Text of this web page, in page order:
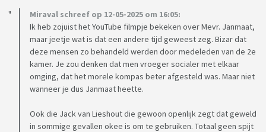
Miraval schreef op 12-05-2025 om 16:05:
Ik heb zojuist het YouTube filmpje bekeken over Mevr. Janmaat,
maar jeetje wat is dat een andere tijd geweest zeg. Bizar dat
deze mensen zo behandeld werden door medeleden van de 2e
kamer. Je zou denken dat men vroeger socialer met elkaar
omging, dat het morele kompas beter afgesteld was. Maar niet
wanneer je dus Janmaat heette.
Ook die Jack van Lieshout die gewoon openlijk zegt dat geweld
in sommige gevallen okee is om te gebruiken. Totaal geen spijt